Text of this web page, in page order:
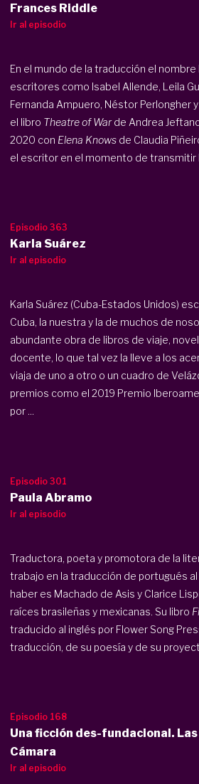
Frances Riddle
Ir al episodio
En el mundo de la traducción el
escritores como Isabel Allende, Leila
Fernanda Ampuero, Néstor Perlongher
el libro Theatre of Warde Andrea
2020 con Elena Knows de Claudia
el escritor en el momento de transmitir
Episodio 363
Karla Suárez
Ir al episodio
Karla Suárez (Cuba-Estados Unidos)
Cuba, la nuestra y la de muchos de
abundante obra de libros de viaje,
docente, lo que tal vez la lleve a los
viaja de uno a otro o un cuadro de
premios como el 2019 Premio
por ...
Episodio 301
Paula Abramo
Ir al episodio
Traductora, poeta y promotora de la
trabajo en la traducción de portugués
haber es Machado de Asis y Clarice
raíces brasileñas y mexicanas. Su libro
traducido al inglés por Flower Song
traducción, de su poesía y de su
Episodio 168
Una ficción des-fundacional.
Cámara
Ir al episodio